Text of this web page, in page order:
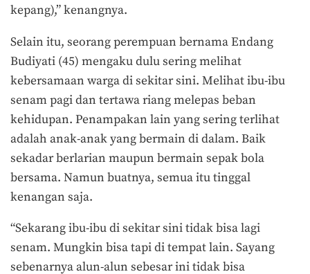
kepang),” kenangnya.
Selain itu, seorang perempuan bernama Endang
Budiyati (45) mengaku dulu sering melihat
kebersamaan warga di sekitar sini. Melihat ibu-ibu
senam pagi dan tertawa riang melepas beban
kehidupan. Penampakan lain yang sering terlihat
adalah anak-anak yang bermain di dalam. Baik
sekadar berlarian maupun bermain sepak bola
bersama. Namun buatnya, semua itu tinggal
kenangan saja.
“Sekarang ibu-ibu di sekitar sini tidak bisa lagi
senam. Mungkin bisa tapi di tempat lain. Sayang
sebenarnya alun-alun sebesar ini tidak bisa